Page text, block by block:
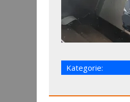
Kategorie: